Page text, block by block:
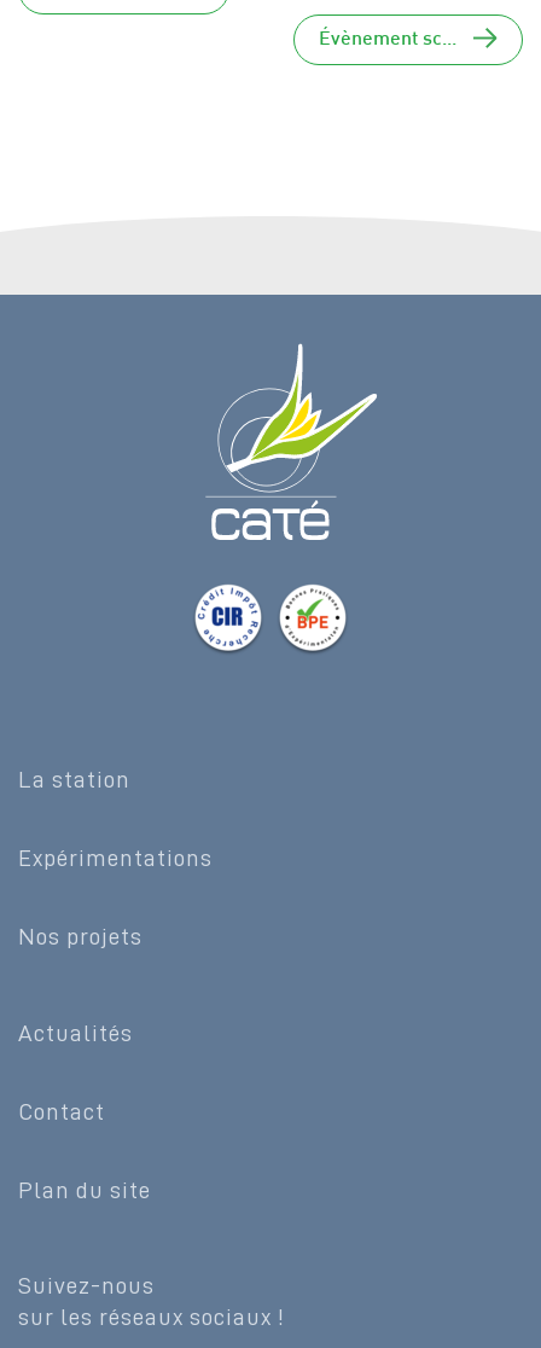
Évènement sc...
La station
Expérimentations
Nos projets
Actualités
Contact
Plan du site
Suivez-nous
sur les réseaux sociaux !